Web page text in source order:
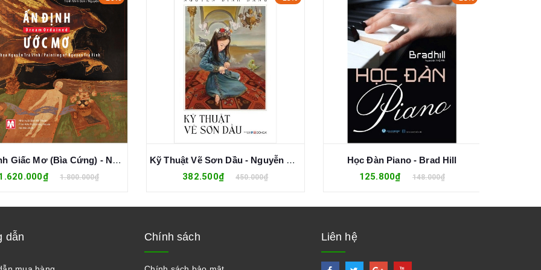
Ấn Định Giấc Mơ (Bìa Cứng) - Nguyễn Trà Vinh
1.800.000₫
Kỹ Thuật Vẽ Sơn Dầu - Nguyễn Đình Đăng
382.500₫ 450.000₫
Học Đàn Piano - Brad Hill
125.800₫ 148.000₫
dẫn Chính sách Liên hệ